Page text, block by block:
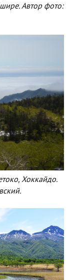
Автор фото:
Хоккайдо.